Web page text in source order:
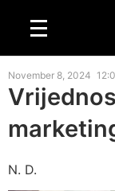
November 8, 2024
N. D.